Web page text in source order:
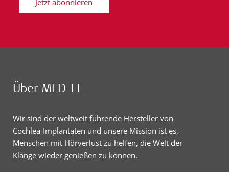
Über MED-EL
Wir sind der weltweit führende Hersteller von
Cochlea-Implantaten und unsere Mission ist es,
Menschen mit Hörverlust zu helfen, die Welt der
Klänge wieder genießen zu können.